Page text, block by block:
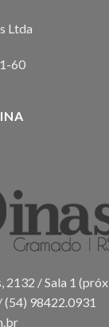
Ltda
60
2132 / Sala 1
(54) 98422.0931